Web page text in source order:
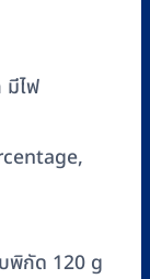
มีไฟ
พิกัด 120 g